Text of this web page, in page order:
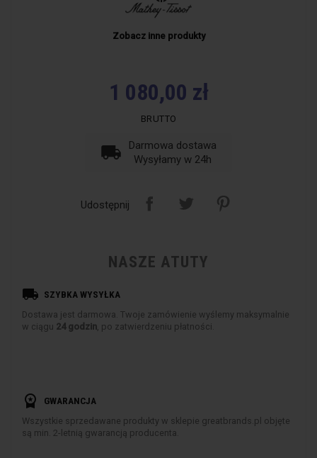
Zobacz inne produkty
1 080,00 zł
BRUTTO
local_shipping
Darmowa dostawa
Wysyłamy w 24h
Udostępnij
NASZE ATUTY
local_shipping SZYBKA WYSYŁKA
Dostawa jest darmowa. Twoje zamówienie wyślemy maksymalnie
w ciągu 24 godzin, po zatwierdzeniu płatności.
workspace_premium GWARANCJA
Wszystkie sprzedawane produkty w sklepie greatbrands.pl objęte
są min. 2-letnią gwarancją producenta.